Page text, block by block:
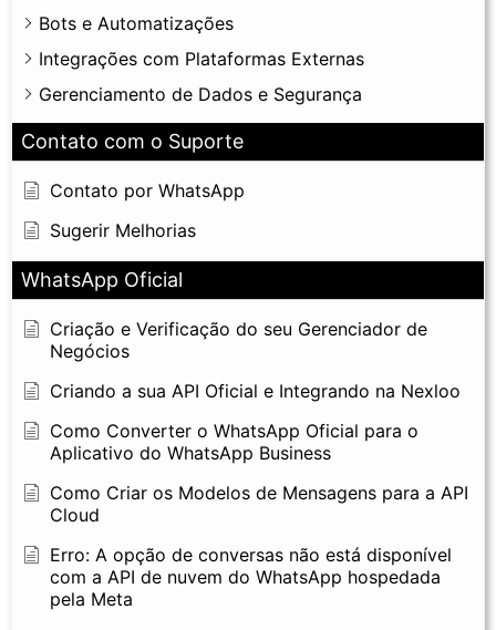
Bots e Automatizações
Integrações com Plataformas Externas
Gerenciamento de Dados e Segurança
Contato com o Suporte
Contato por WhatsApp
Sugerir Melhorias
WhatsApp Oficial
Criação e Verificação do seu Gerenciador de
Negócios
Criando a sua API Oficial e Integrando na Nexloo
Como Converter o WhatsApp Oficial para o
Aplicativo do WhatsApp Business
Como Criar os Modelos de Mensagens para a API
Cloud
Erro: A opção de conversas não está disponível
com a API de nuvem do WhatsApp hospedada
pela Meta